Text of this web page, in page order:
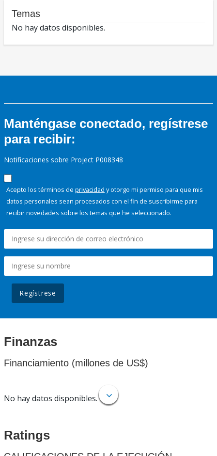
Temas
No hay datos disponibles.
Manténgase conectado, regístrese
para recibir:
Notificaciones sobre Project P008348
Acepto los términos de privacidad y otorgo mi permiso para que mis
datos personales sean procesados con el fin de suscribirme para
recibir novedades sobre los temas que he seleccionado.
Regístrese
Finanzas
Financiamiento (millones de US$)
No hay datos disponibles.
Ratings